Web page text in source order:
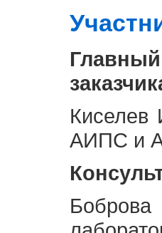
Киселев
АИПС и